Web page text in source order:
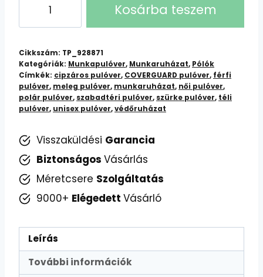
CIPZÁROS
POLÁR
PULÓVER
SZÜRKE:
Meleg,
Kényelmes
és
mennyiség
Kosárba teszem
Cikkszám: TP_928871
Kategóriák: Munkapulóver, Munkaruházat, Pólók
Címkék: cipzáros pulóver, COVERGUARD pulóver, férfi
pulóver, meleg pulóver, munkaruházat, női pulóver,
polár pulóver, szabadtéri pulóver, szürke pulóver, téli
pulóver, unisex pulóver,védőruházat
Visszaküldési Garancia
Biztonságos Vásárlás
Méretcsere Szolgáltatás
9000+ Elégedett Vásárló
Leírás
További információk